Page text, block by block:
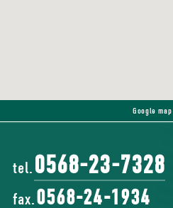
Google map
tel.0568-23-7328
fax.0568-24-1934